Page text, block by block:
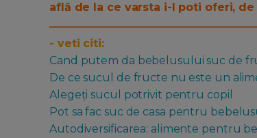
află de la ce varsta i-l poti oferi,
- veti citi:
Cand putem da bebelusului suc de
De ce sucul de fructe nu este un
Alegeți sucul potrivit pentru copil
Pot sa fac suc de casa pentru
Autodiversificarea: alimente pentru